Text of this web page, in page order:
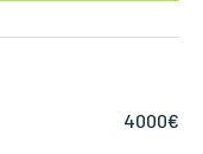
4000€